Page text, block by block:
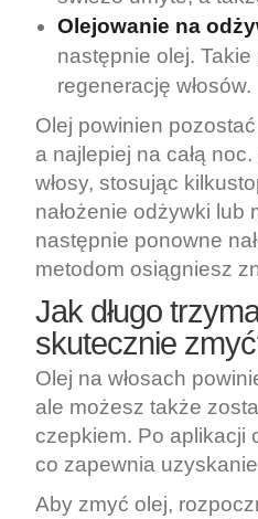
Olejowanie na
następnie olej.
regenerację włosów.
Olej powinien
a najlepiej na całą
włosy, stosując
nałożenie odżywki lub
następnie ponowne
metodom osiągniesz
Jak długo
skutecznie
Olej na włosach
ale możesz także
czepkiem. Po aplikacji
co zapewnia
Aby zmyć olej,